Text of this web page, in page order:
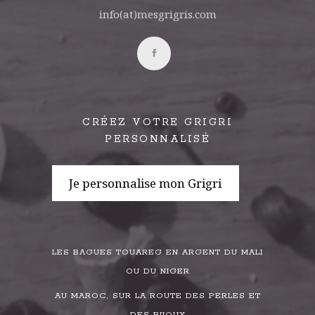
info(at)mesgrigris.com
CRÉEZ VOTRE GRIGRI
PERSONNALISÉ
Je personnalise mon Grigri
LES BAGUES TOUAREG EN ARGENT DU MALI
OU DU NIGER
AU MAROC, SUR LA ROUTE DES PERLES ET